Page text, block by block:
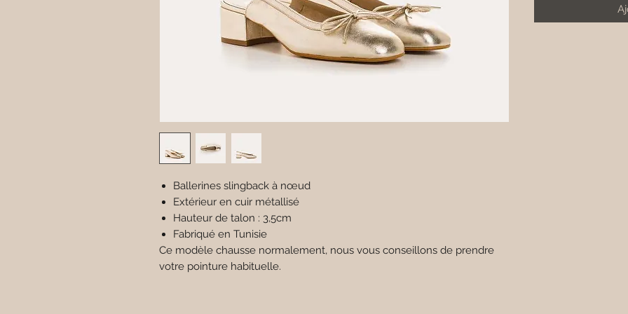
Ballerines slingback à nœud
Extérieur en cuir métallisé
Hauteur de talon : 3,5cm
Fabriqué en Tunisie
Ce modèle chausse normalement, nous vous conseillons de prendre
votre pointure habituelle.